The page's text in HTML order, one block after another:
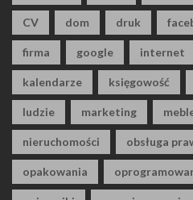
CV dom druk
firma google internet
kalendarze księgowość
ludzie marketing
nieruchomości obsługa
opakowania